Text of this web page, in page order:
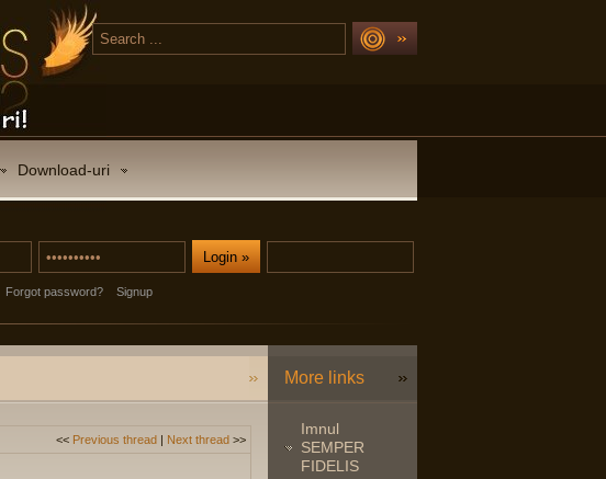
Download-uri
Forgot password? Signup
<< Previous thread | Next thread >>
More links
Imnul
SEMPER
FIDELIS